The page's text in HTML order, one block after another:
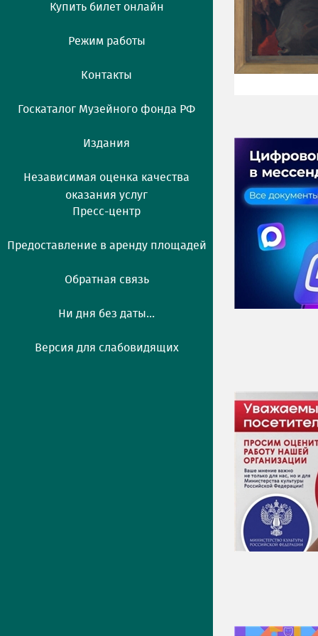
Купить билет онлайн
Режим работы
Контакты
Госкаталог Музейного фонда РФ
Издания
Независимая оценка качества
оказания услуг
Пресс-центр
Предоставление в аренду площадей
Обратная связь
Ни дня без даты...
Версия для слабовидящих